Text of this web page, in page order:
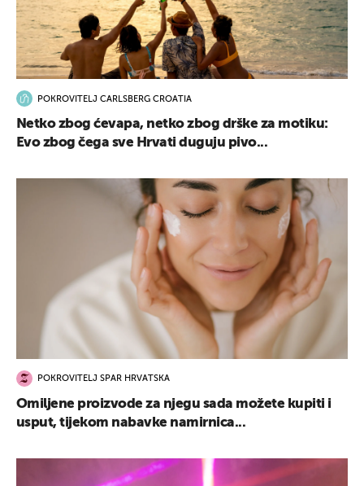
POKROVITELJ CARLSBERG CROATIA
Netko zbog ćevapa, netko zbog drške za motiku:
Evo zbog čega sve Hrvati duguju pivo...
POKROVITELJ SPAR HRVATSKA
Omiljene proizvode za njegu sada možete kupiti i
usput, tijekom nabavke namirnica...